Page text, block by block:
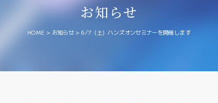
お知らせ
HOME > お知らせ >6/7（土）ハンズオンセミナーを開催します